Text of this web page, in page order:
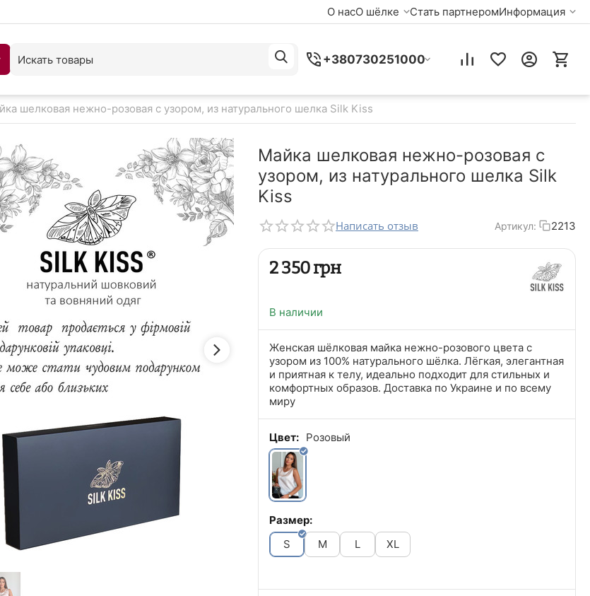
О насО шёлке Стать партнеромИнформация
+380730251000
шелковая нежно-розовая с узором, из натурального шелка Silk Kiss
Майка шелковая нежно-розовая с
узором, из натурального шелка Silk
Kiss
Написать отзыв Артикул: 2213
‍2 350‍грн
В наличии
Женская шёлковая майка нежно-розового цвета с
узором из 100% натурального шёлка. Лёгкая, элегантная
и приятная к телу, идеально подходит для стильных и
комфортных образов. Доставка по Украине и по всему
миру
Цвет: Розовый
Размер:
S
M L XL